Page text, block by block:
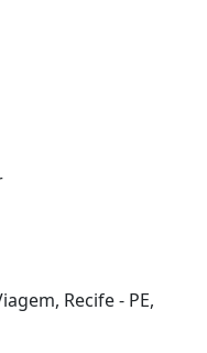
Recife - PE,